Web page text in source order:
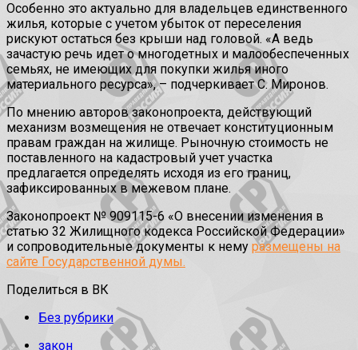
Особенно это актуально для владельцев единственного
жилья, которые с учетом убыток от переселения
рискуют остаться без крыши над головой. «А ведь
зачастую речь идет о многодетных и малообеспеченных
семьях, не имеющих для покупки жилья иного
материального ресурса», – подчеркивает С. Миронов.
По мнению авторов законопроекта, действующий
механизм возмещения не отвечает конституционным
правам граждан на жилище. Рыночную стоимость не
поставленного на кадастровый учет участка
предлагается определять исходя из его границ,
зафиксированных в межевом плане.
Законопроект № 909115-6 «О внесении изменения в
статью 32 Жилищного кодекса Российской Федерации»
и сопроводительные документы к нему размещены на
сайте Государственной думы.
Поделиться в ВК
Без рубрики
закон